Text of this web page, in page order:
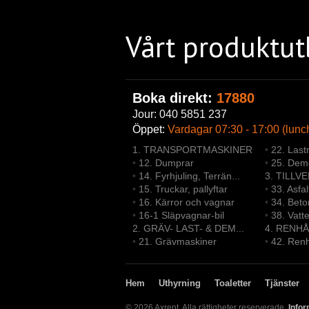
Vårt
Boka direkt: 17880
Jour: 040 5851 237
Öppet: Vardagar 07:30 - 17:00
1. TRANSPORTMASKINER
• 12. Dumprar
• 14. Fyrhjuling, Terrän...
• 15. Truckar, pallyftar
• 16. Kärror och vagnar
• 16-1 Släpvagnar-bil
2. GRÄV- LAST- & DEM...
• 21. Grävmaskiner
• 22.
• 25.
3.
• 33.
• 34.
• 38.
4.
• 42.
Hem Uthyrning Toaletter Tjänster